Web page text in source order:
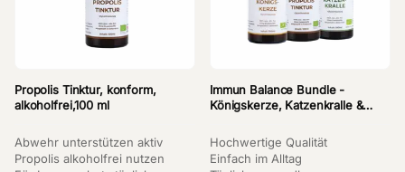
Propolis Tinktur, konform,
alkoholfrei,100 ml
Abwehr unterstützen aktiv
Propolis alkoholfrei nutzen
Immun Balance Bundle -
Königskerze, Katzenkralle &
Hochwertige Qualität
Einfach im Alltag